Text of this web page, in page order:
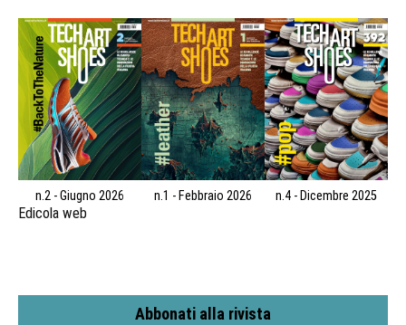
n.2 - Giugno 2026 n.1 - Febbraio 2026 n.4 - Dicembre 2025
Edicola web
Abbonati alla rivista